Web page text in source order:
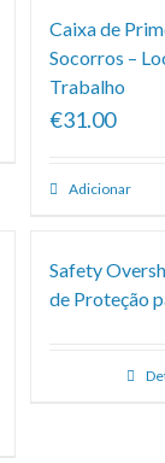
Caixa de
Socorros –
Trabalho
€31.00
Adicionar
Safety
de Proteção